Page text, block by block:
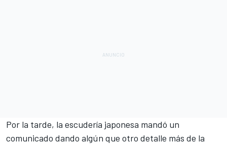
Por la tarde, la escudería japonesa mandó un
comunicado dando algún que otro detalle más de la